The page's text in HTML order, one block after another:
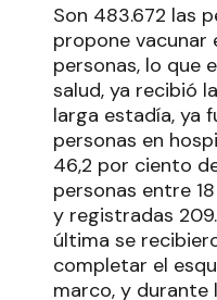
Son 483.672 las
propone vacunar
personas, lo que
salud, ya recibió
larga estadía, ya
personas en
46,2 por ciento
personas entre
y registradas
última se
completar el
marco, y durante